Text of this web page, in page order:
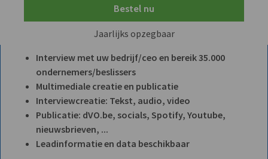
Bestel nu
Jaarlijks opzegbaar
Interview met uw bedrijf/ceo en bereik 35.000
ondernemers/beslissers
Multimediale creatie en publicatie
Interviewcreatie: Tekst, audio, video
Publicatie: dVO.be, socials, Spotify, Youtube,
nieuwsbrieven, ...
Leadinformatie en data beschikbaar